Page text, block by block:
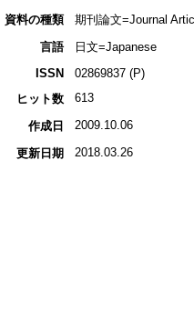
資料の種類
期刊論文=Journal
言語
日文=Japanese
ISSN
02869837 (P)
ヒット数
613
作成日 2009.10.06
更新日期 2018.03.26